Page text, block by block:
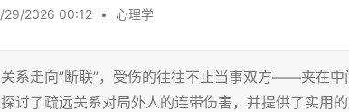
29/2026 00:12 • 心理学
系走向”断联”，受伤的往往不止当事双方——夹在
讨了疏远关系对局外人的连带伤害，并提供了实用